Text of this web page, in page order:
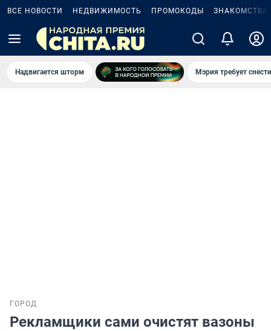
ВСЕ НОВОСТИ НЕДВИЖИМОСТЬ ПРОМОКОДЫ ЗНАКОМСТВА
Надвигается шторм Мэрия требует
ГОРОД
Рекламщики сами очистят вазоны